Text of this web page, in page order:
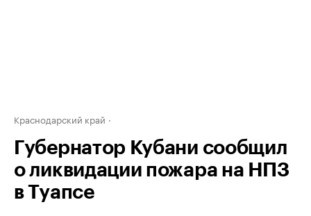
Краснодарский край
Губернатор Кубани сообщил
о ликвидации пожара на НПЗ
в Туапсе